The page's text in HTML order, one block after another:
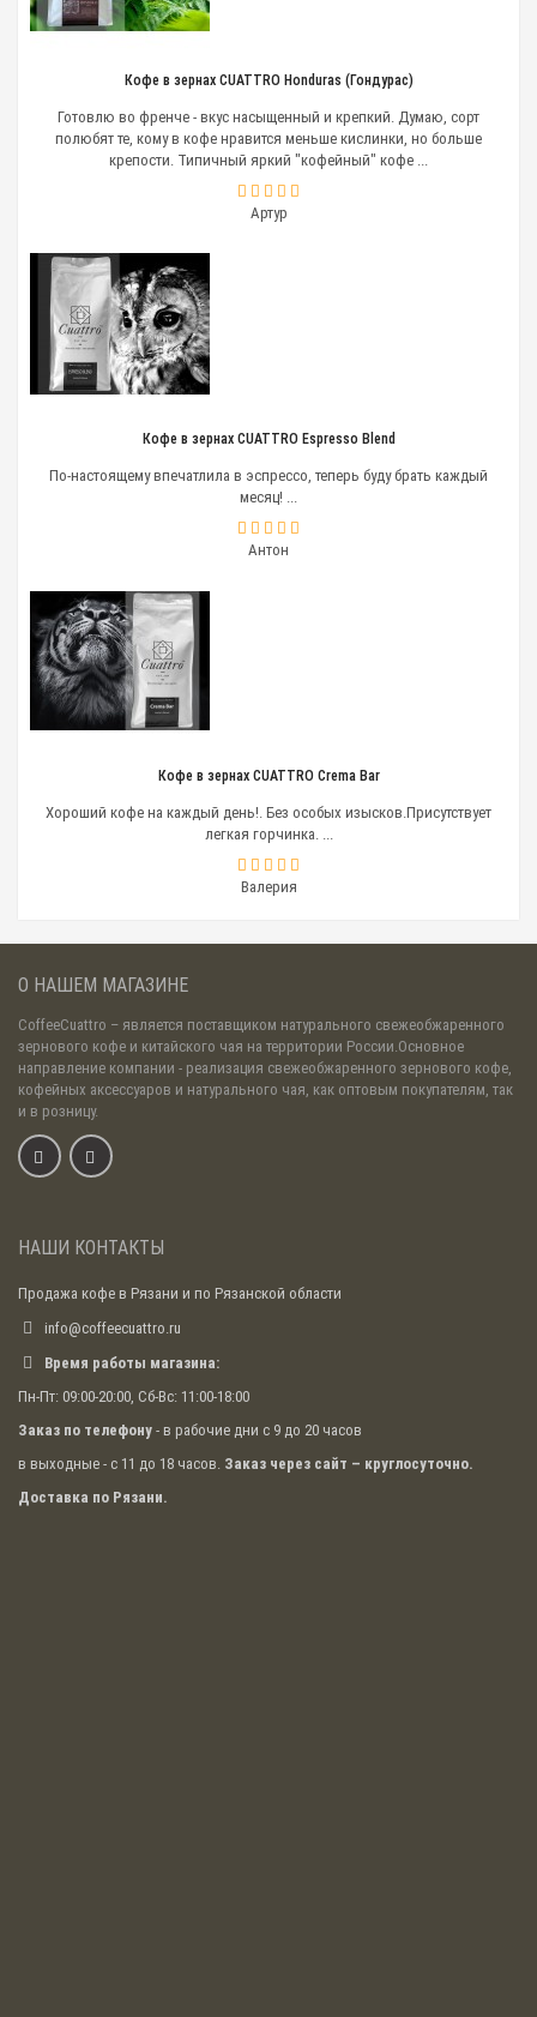
Кофе в зернах CUATTRO Honduras (Гондурас)
Готовлю во френче - вкус насыщенный и крепкий. Думаю, сорт
полюбят те, кому в кофе нравится меньше кислинки, но больше
крепости. Типичный яркий "кофейный" кофе ...
Артур
Кофе в зернах CUATTRO Espresso Blend
По-настоящему впечатлила в эспрессо, теперь буду брать каждый
месяц! ...
Антон
Кофе в зернах CUATTRO Crema Bar
Хороший кофе на каждый день!. Без особых изысков.Присутствует
легкая горчинка. ...
Валерия
О НАШЕМ МАГАЗИНЕ
CoffeeCuattro – является поставщиком натурального свежеобжаренного
зернового кофе и китайского чая на территории России.Основное
направление компании - реализация свежеобжаренного зернового кофе,
кофейных аксессуаров и натурального чая, как оптовым покупателям, так
и в розницу.
НАШИ КОНТАКТЫ
Продажа кофе в Рязани и по Рязанской области
info@coffeecuattro.ru
Время работы магазина:
Пн-Пт: 09:00-20:00, Сб-Вс: 11:00-18:00
Заказ по телефону - в рабочие дни с 9 до 20 часов
в выходные - с 11 до 18 часов. Заказ через сайт – круглосуточно.
Доставка по Рязани.